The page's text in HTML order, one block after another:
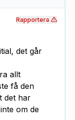
det går
allt
få den
det har
om de
Rapportera